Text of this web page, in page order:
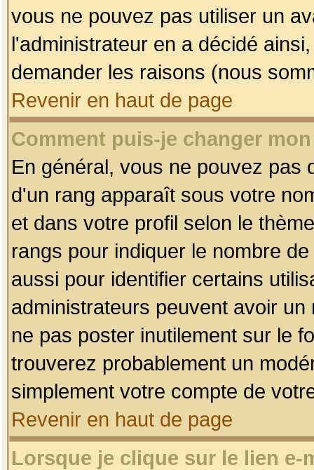
vous ne pouvez pas utiliser un
l'administrateur en a décidé
demander les raisons (nous
Revenir en haut de page
Comment puis-je changer
En général, vous ne pouvez pas
d'un rang apparaît sous votre
et dans votre profil selon le
rangs pour indiquer le nombre
aussi pour identifier certains
administrateurs peuvent avoir
ne pas poster inutilement sur le
trouverez probablement un
simplement votre compte de
Revenir en haut de page
Lorsque je clique sur le lien